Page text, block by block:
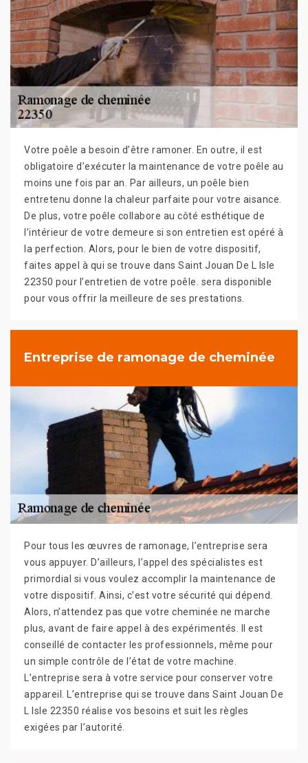
Votre poêle a besoin d’être ramoner. En outre, il est
obligatoire d’exécuter la maintenance de votre poêle au
moins une fois par an. Par ailleurs, un poêle bien
entretenu donne la chaleur parfaite pour votre aisance.
De plus, votre poêle collabore au côté esthétique de
l’intérieur de votre demeure si son entretien est opéré à
la perfection. Alors, pour le bien de votre dispositif,
faites appel à qui se trouve dans Saint Jouan De L Isle
22350 pour l’entretien de votre poêle. sera disponible
pour vous offrir la meilleure de ses prestations.
Entreprise de ramonage de cheminée
Pour tous les œuvres de ramonage, l’entreprise sera
vous appuyer. D’ailleurs, l’appel des spécialistes est
primordial si vous voulez accomplir la maintenance de
votre dispositif. Ainsi, c’est votre sécurité qui dépend.
Alors, n’attendez pas que votre cheminée ne marche
plus, avant de faire appel à des expérimentés. Il est
conseillé de contacter les professionnels, même pour
un simple contrôle de l’état de votre machine.
L’entreprise sera à votre service pour conserver votre
appareil. L’entreprise qui se trouve dans Saint Jouan De
L Isle 22350 réalise vos besoins et suit les règles
exigées par l’autorité.